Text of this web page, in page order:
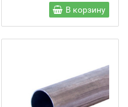
В корзину